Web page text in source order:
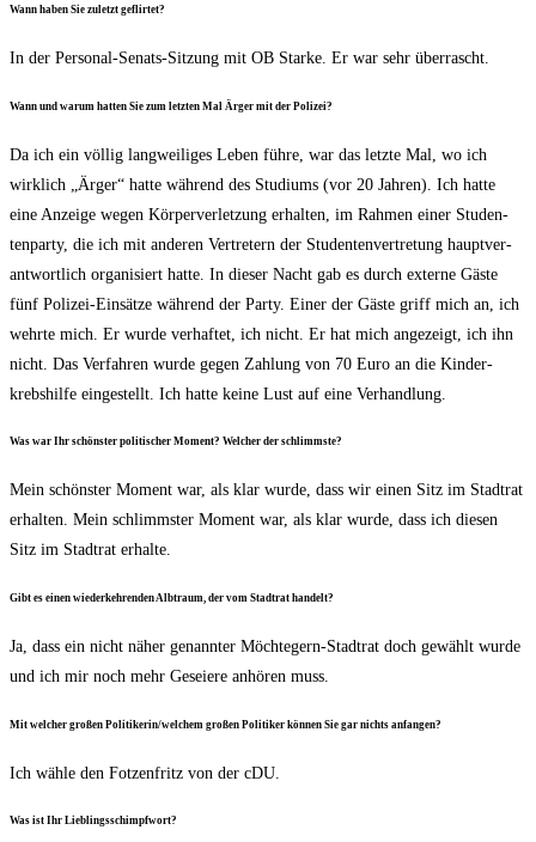
Wann haben Sie zuletzt geflirtet?
In der Per­so­nal-Senats-Sit­zung mit OB Star­ke. Er war sehr überrascht.
Wann und war­um hat­ten Sie zum letz­ten Mal Ärger mit der Polizei?
Da ich ein völ­lig lang­wei­li­ges Leben füh­re, war das letz­te Mal, wo ich
wirk­lich „Ärger“ hat­te wäh­rend des Stu­di­ums (vor 20 Jah­ren). Ich hat­te
eine Anzei­ge wegen Kör­per­ver­let­zung erhal­ten, im Rah­men einer Stu­den­
ten­par­ty, die ich mit ande­ren Ver­tre­tern der Stu­den­ten­ver­tre­tung haupt­ver­
ant­wort­lich orga­ni­siert hat­te. In die­ser Nacht gab es durch exter­ne Gäs­te
fünf Poli­zei-Ein­sät­ze wäh­rend der Par­ty. Einer der Gäs­te griff mich an, ich
wehr­te mich. Er wur­de ver­haf­tet, ich nicht. Er hat mich ange­zeigt, ich ihn
nicht. Das Ver­fah­ren wur­de gegen Zah­lung von 70 Euro an die Kin­der­
krebs­hil­fe ein­ge­stellt. Ich hat­te kei­ne Lust auf eine Verhandlung.
Was war Ihr schöns­ter poli­ti­scher Moment? Wel­cher der schlimmste?
Mein schöns­ter Moment war, als klar wur­de, dass wir einen Sitz im Stadt­rat
erhal­ten. Mein schlimms­ter Moment war, als klar wur­de, dass ich die­sen
Sitz im Stadt­rat erhalte.
Gibt es einen wie­der­keh­ren­den Alb­traum, der vom Stadt­rat handelt?
Ja, dass ein nicht näher genann­ter Möch­te­gern-Stadt­rat doch gewählt wur­de
und ich mir noch mehr Geseie­re anhö­ren muss.
Mit wel­cher gro­ßen Politikerin/​welchem gro­ßen Poli­ti­ker kön­nen Sie gar nichts anfangen?
Ich wäh­le den Fot­zen­fritz von der cDU.
Was ist Ihr Lieblingsschimpfwort?